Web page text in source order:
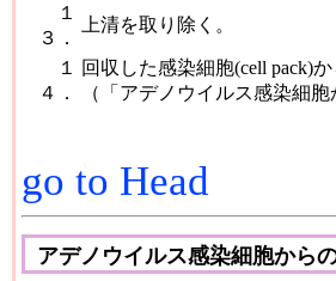
１
３．
上清を取り除く。
１
４．
回収した感染細胞(cell pack)
（「アデノウイルス感染細
go to Head
アデノウイルス感染細胞から